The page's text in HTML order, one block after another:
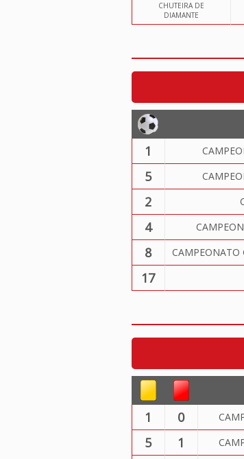
CHUTEIRA DE
DIAMANTE
1
5
2
4
8 CAMPEONATO
17
1 0
5 1